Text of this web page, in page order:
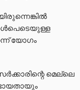
യോഗം
മെല്ലെ